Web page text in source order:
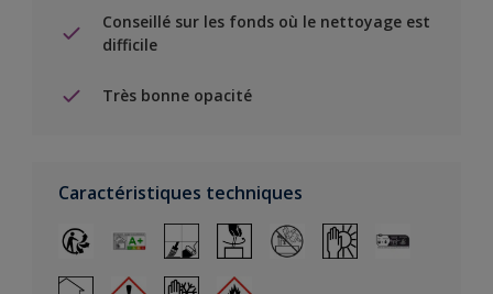
Conseillé sur les fonds où le nettoyage est
difficile
Très bonne opacité
Caractéristiques techniques